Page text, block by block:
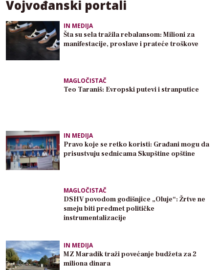
Vojvođanski portali
IN MEDIJA
Šta su sela tražila rebalansom: Milioni za
manifestacije, proslave i prateće troškove
MAGLOČISTAČ
Teo Taraniš: Evropski putevi i stranputice
IN MEDIJA
Pravo koje se retko koristi: Građani mogu da
prisustvuju sednicama Skupštine opštine
MAGLOČISTAČ
DSHV povodom godišnjice „Oluje“: Žrtve ne
smeju biti predmet političke
instrumentalizacije
IN MEDIJA
MZ Maradik traži povećanje budžeta za 2
miliona dinara